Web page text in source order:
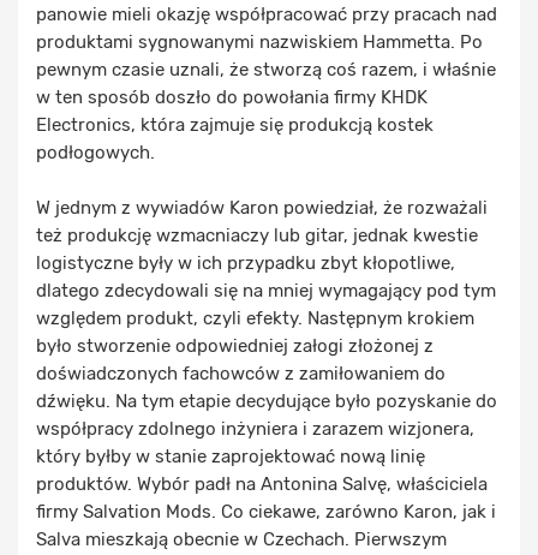
panowie mieli okazję współpracować przy pracach nad
produktami sygnowanymi nazwiskiem Hammetta. Po
pewnym czasie uznali, że stworzą coś razem, i właśnie
w ten sposób doszło do powołania firmy KHDK
Electronics, która zajmuje się produkcją kostek
podłogowych.
W jednym z wywiadów Karon powiedział, że rozważali
też produkcję wzmacniaczy lub gitar, jednak kwestie
logistyczne były w ich przypadku zbyt kłopotliwe,
dlatego zdecydowali się na mniej wymagający pod tym
względem produkt, czyli efekty. Następnym krokiem
było stworzenie odpowiedniej załogi złożonej z
doświadczonych fachowców z zamiłowaniem do
dźwięku. Na tym etapie decydujące było pozyskanie do
współpracy zdolnego inżyniera i zarazem wizjonera,
który byłby w stanie zaprojektować nową linię
produktów. Wybór padł na Antonina Salvę, właściciela
firmy Salvation Mods. Co ciekawe, zarówno Karon, jak i
Salva mieszkają obecnie w Czechach. Pierwszym